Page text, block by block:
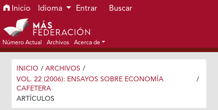
Ir al menú de navegación principal
Ir al contenido principal
Ir al pie de página del sitio
Inicio Idioma Entrar Buscar
Número Actual Archivos Acerca de
INICIO / ARCHIVOS /
VOL. 22 (2006): ENSAYOS SOBRE ECONOMÍA
CAFETERA
/
ARTÍCULOS